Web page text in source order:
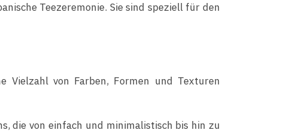
Teezeremonie. Sie sind speziell für den
Vielzahl von Farben, Formen und Texturen
die von einfach und minimalistisch bis hin zu